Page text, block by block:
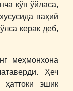
кўп ўйласа,
ваҳий
керак деб,
меҳмонхона
Ҳеч
эшик